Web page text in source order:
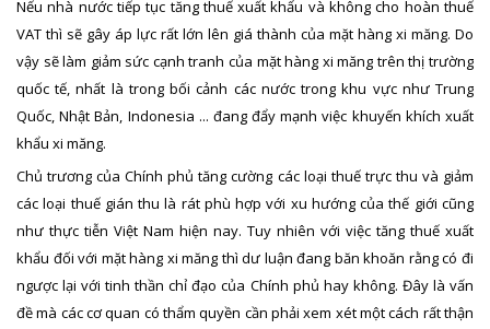
Nếu nhà nước tiếp tục tăng thuế xuất khẩu và không cho hoàn thuế
VAT thì sẽ gây áp lực rất lớn lên giá thành của mặt hàng xi măng. Do
vậy sẽ làm giảm sức cạnh tranh của mặt hàng xi măng trên thị trường
quốc tế, nhất là trong bối cảnh các nước trong khu vực như Trung
Quốc, Nhật Bản, Indonesia ... đang đẩy mạnh việc khuyến khích xuất
khẩu xi măng.
Chủ trương của Chính phủ tăng cường các loại thuế trực thu và giảm
các loại thuế gián thu là rát phù hợp với xu hướng của thế giới cũng
như thực tiễn Việt Nam hiện nay. Tuy nhiên với việc tăng thuế xuất
khẩu đối với mặt hàng xi măng thì dư luận đang băn khoăn rằng có đi
ngược lại với tinh thần chỉ đạo của Chính phủ hay không. Đây là vấn
đề mà các cơ quan có thẩm quyền cần phải xem xét một cách rất thận